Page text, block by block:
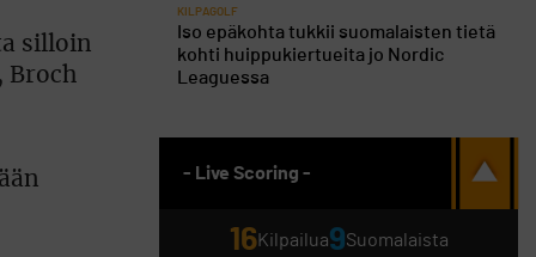
silloin
Broch
KILPAGOLF
Iso epäkohta tukkii suomalaisten tietä
kohti huippukiertueita jo Nordic
Leaguessa
- Live Scoring -
16Kilpailua9Suomalaista